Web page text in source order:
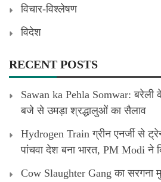
विचार-विश्लेषण
विदेश
RECENT POSTS
Sawan ka Pehla Somwar: बरेली
बजे से उमड़ा श्रद्धालुओं का सैलाव
Hydrogen Train ग्रीन एनर्जी से
पांचवा देश बना भारत, PM Modi ने
Cow Slaughter Gang का सरगना